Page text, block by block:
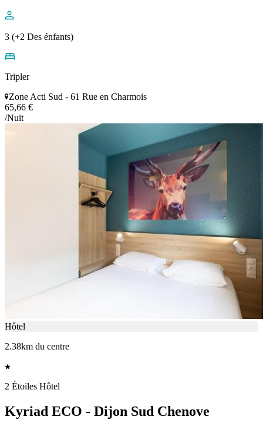
3 (+2 Des énfants)
Tripler
Zone Acti Sud - 61 Rue en Charmois
65,66 €
/Nuit
Hôtel
2.38km du centre
2 Étoiles Hôtel
Kyriad ECO - Dijon Sud Chenove